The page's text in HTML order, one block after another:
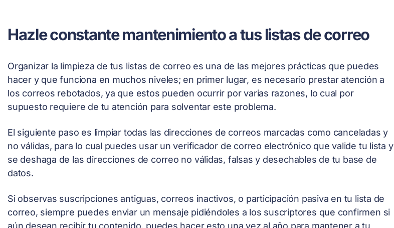
Hazle constante mantenimiento a tus listas de correo
Organizar la limpieza de tus listas de correo es una de las mejores prácticas que puedes
hacer y que funciona en muchos niveles; en primer lugar, es necesario prestar atención a
los correos rebotados, ya que estos pueden ocurrir por varias razones, lo cual por
supuesto requiere de tu atención para solventar este problema.
El siguiente paso es limpiar todas las direcciones de correos marcadas como canceladas y
no válidas, para lo cual puedes usar un verificador de correo electrónico que valide tu lista y
se deshaga de las direcciones de correo no válidas, falsas y desechables de tu base de
datos.
Si observas suscripciones antiguas, correos inactivos, o participación pasiva en tu lista de
correo, siempre puedes enviar un mensaje pidiéndoles a los suscriptores que confirmen si
aún desean recibir tu contenido, puedes hacer esto una vez al año para mantener a tu